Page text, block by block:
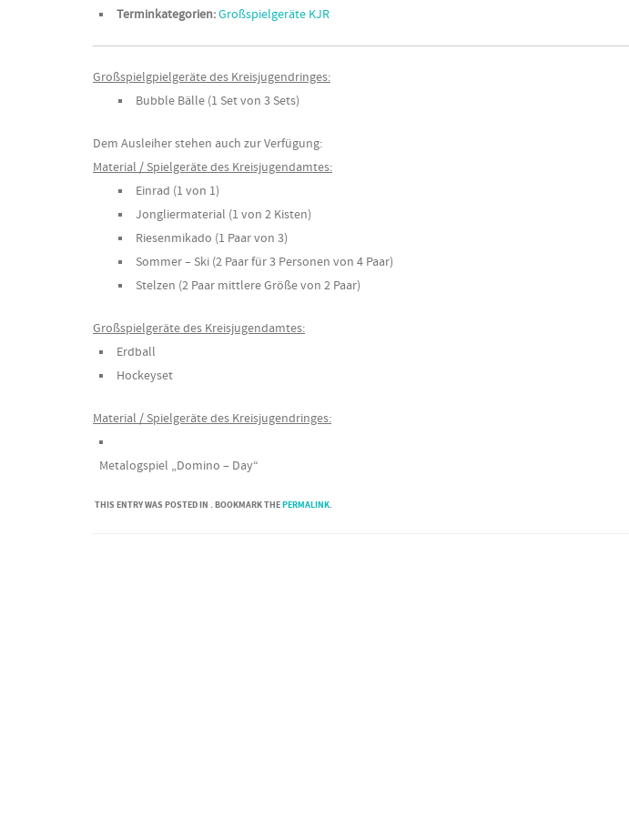
Terminkategorien:Großspielgeräte KJR
Großspielgpielgeräte des Kreisjugendringes:
Bubble Bälle (1 Set von 3 Sets)
Dem Ausleiher stehen auch zur Verfügung:
Material / Spielgeräte des Kreisjugendamtes:
Einrad (1 von 1)
Jongliermaterial (1 von 2 Kisten)
Riesenmikado (1 Paar von 3)
Sommer – Ski (2 Paar für 3 Personen von 4 Paar)
Stelzen (2 Paar mittlere Größe von 2 Paar)
Großspielgeräte des Kreisjugendamtes:
Erdball
Hockeyset
Material / Spielgeräte des Kreisjugendringes:
Metalogspiel „Domino – Day“
THIS ENTRY WAS POSTED IN . BOOKMARK THEPERMALINK.